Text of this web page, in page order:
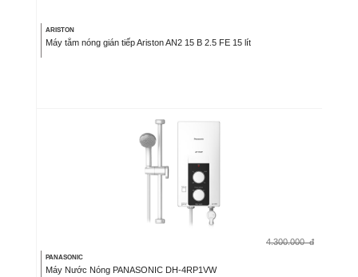
ARISTON
Máy tắm nóng gián tiếp Ariston AN2 15 B 2.5 FE 15 lít
4.300.000 đ
PANASONIC
Máy Nước Nóng PANASONIC DH-4RP1VW